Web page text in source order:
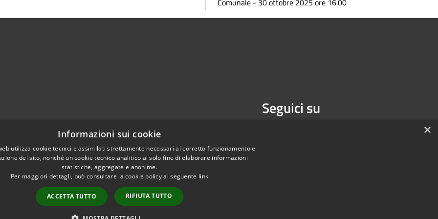
Comunale - 30 ottobre 2025 ore 16.00
Seguici su
Copyright © 2026 • Comune di Isernia • Powered by
×
Informazioni sui cookie
utilizza cookie tecnici e assimilati strettamente necessari al corretto funzionamento e
del sito, nonché un cookie tecnico analitico al solo fine di elaborare informazioni
statistiche, aggregate e anonime.
Per maggiori dettagli, può consultare la cookie policy al seguente link
ACCETTA TUTTO RIFIUTA TUTTO